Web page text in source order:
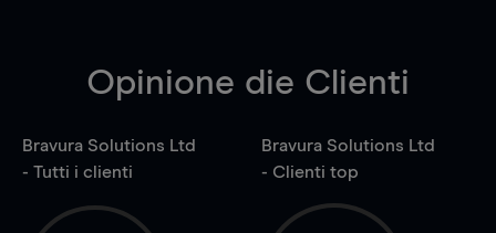
Opinione die Clienti
Bravura Solutions Ltd
- Tutti i clienti
Bravura Solutions Ltd
- Clienti top